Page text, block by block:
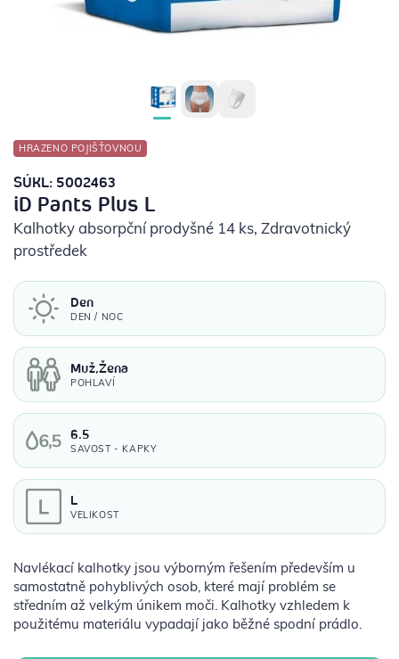
POTŘEBY PRO DIABETIKY
OCHRANNÉ POMŮCKY
HRAZENO POJIŠŤOVNOU
SÚKL: 5002463
iD Pants Plus L
Kalhotky absorpční prodyšné 14 ks, Zdravotnický
prostředek
Den
DEN / NOC
Muž,Žena
POHLAVÍ
6.5
SAVOST - KAPKY
L
VELIKOST
Navlékací kalhotky jsou výborným řešením především u
samostatně pohyblivých osob, které mají problém se
středním až velkým únikem moči. Kalhotky vzhledem k
použitému materiálu vypadají jako běžné spodní prádlo.